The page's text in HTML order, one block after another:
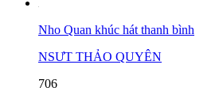
Nho Quan khúc hát thanh bình
NSƯT THẢO QUYÊN
706